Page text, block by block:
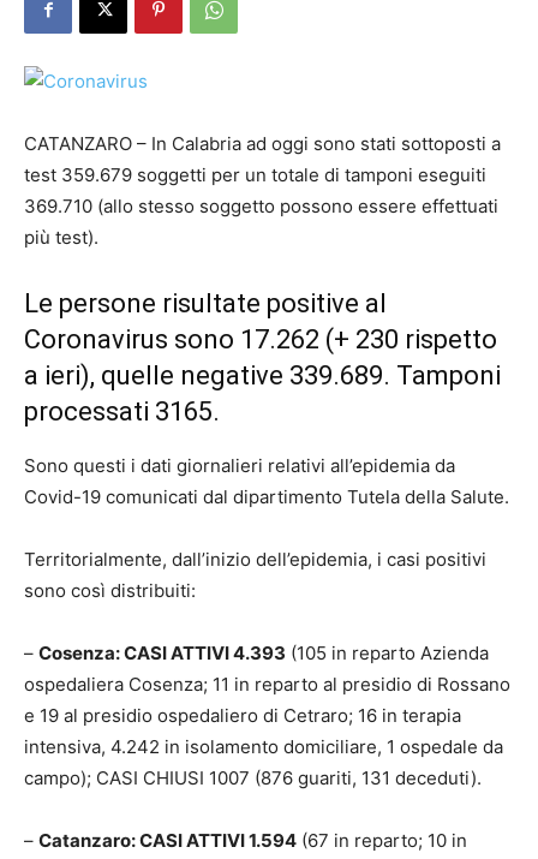
CATANZARO – In Calabria ad oggi sono stati sottoposti a
test 359.679 soggetti per un totale di tamponi eseguiti
369.710 (allo stesso soggetto possono essere effettuati
più test).
Le persone risultate positive al
Coronavirus sono 17.262 (+ 230 rispetto
a ieri), quelle negative 339.689. Tamponi
processati 3165.
Sono questi i dati giornalieri relativi all’epidemia da
Covid-19 comunicati dal dipartimento Tutela della Salute.
Territorialmente, dall’inizio dell’epidemia, i casi positivi
sono così distribuiti:
– Cosenza: CASI ATTIVI 4.393 (105 in reparto Azienda
ospedaliera Cosenza; 11 in reparto al presidio di Rossano
e 19 al presidio ospedaliero di Cetraro; 16 in terapia
intensiva, 4.242 in isolamento domiciliare, 1 ospedale da
campo); CASI CHIUSI 1007 (876 guariti, 131 deceduti).
– Catanzaro: CASI ATTIVI 1.594 (67 in reparto; 10 in